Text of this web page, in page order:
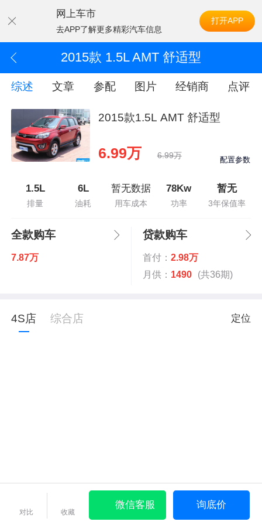
网上车市
去APP了解更多精彩汽车信息
打开APP
2015款 1.5L AMT 舒适型
综述 文章 参配 图片 经销商 点评
2015款1.5L AMT 舒适型
6.99万 6.99万 配置参数
1.5L
排量
6L
油耗
暂无数据
用车成本
78Kw
功率
暂无
3年保值率
全款购车
7.87万
贷款购车
首付： 2.98万
月供： 1490 (共36期)
4S店 综合店 定位
对比 收藏
微信客服 询底价